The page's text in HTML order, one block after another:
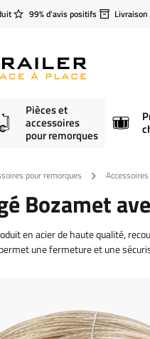
99% d'avis positifs
Pièces et
accessoires
pour remorques
pour remorques
Bozamet
en acier de haute qualité,
une fermeture et une